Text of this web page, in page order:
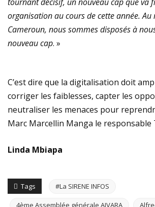
organisation au cours de cette année. Au
Cameroun, nous sommes disposés à
nouveau cap. »
C’est dire que la digitalisation doit
corriger les faiblesses, capter les
neutraliser les menaces pour
Marc Marcellin Manga le responsable
Linda Mbiapa
Tags #La SIRENE INFOS
4ème Assemblée générale AIVARA